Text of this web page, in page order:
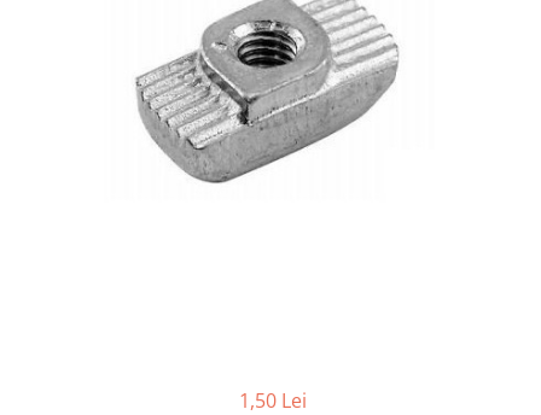
1,50 Lei